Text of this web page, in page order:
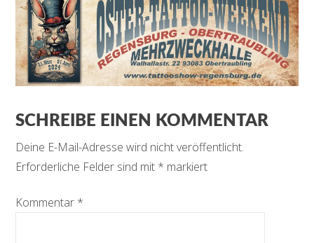
SCHREIBE EINEN KOMMENTAR
Deine E-Mail-Adresse wird nicht veröffentlicht.
Erforderliche Felder sind mit * markiert
Kommentar *